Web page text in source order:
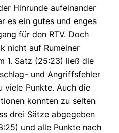
Hinrunde aufeinander
es ein gutes und enges
für den RTV. Doch
nicht auf Rumelner
1. Satz (25:23) ließ die
und Angriffsfehler
viele Punkte. Auch die
konnten zu selten
drei Sätze abgegeben
und alle Punkte nach